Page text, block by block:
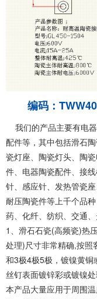
编码：
我们的产品主要有电
配件等，其中包括滑石
瓷灯座、陶瓷灯头、陶
件、电器陶瓷配件、接
针、感应针、发热管瓷
耐压陶瓷件等上千个品
药、化纤、纺织、交通
1、滑石石瓷(高频瓷)热
处理)尺寸非常精确,按照
和3极4极5极，镀镍黄
丝钉表面镀锌彩或镀镍
本产品大量应用于周围